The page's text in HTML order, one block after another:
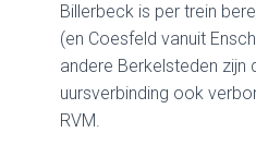
Billerbeck is per trein
(en Coesfeld vanuit
andere Berkelsteden zijn
uursverbinding ook
RVM.